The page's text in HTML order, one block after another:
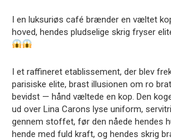
I en luksuriøs café brænder en væltet
hoved, hendes pludselige skrig fryser
I et raffineret etablissement, der blev
parisiske elite, brast illusionen om ro
bevidst — hånd væltede en kop. Den
ud over Lina Carons lyse uniform,
gennem stoffet, før den nåede hendes
hende med fuld kraft, og hendes skrig